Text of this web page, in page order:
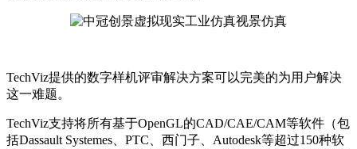
TechViz提供的数字样机评审解决方案可以完美的为用户解决
这一难题。
TechViz支持将所有基于OpenGL的CAD/CAE/CAM等软件（包
括Dassault Systemes、PTC、西门子、Autodesk等超过150种软